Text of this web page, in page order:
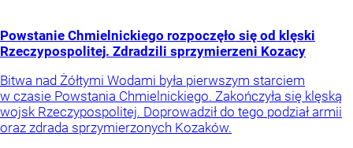
Powstanie Chmielnickiego rozpoczęło się od klęski
Rzeczypospolitej. Zdradzili sprzymierzeni Kozacy
Bitwa nad Żółtymi Wodami była pierwszym starciem
w czasie Powstania Chmielnickiego. Zakończyła się klęską
wojsk Rzeczypospolitej. Doprowadził do tego podział armii
oraz zdrada sprzymierzonych Kozaków.